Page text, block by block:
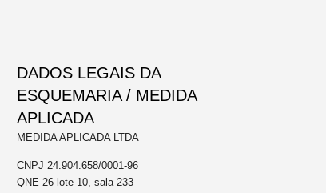
DADOS LEGAIS DA
ESQUEMARIA / MEDIDA
APLICADA
MEDIDA APLICADA LTDA
CNPJ 24.904.658/0001-96
QNE 26 lote 10, sala 233